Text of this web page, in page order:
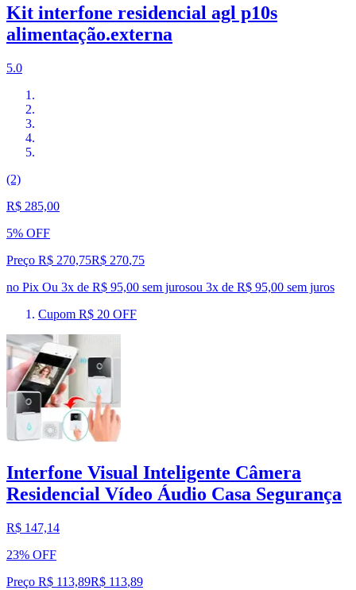
Kit interfone residencial agl p10s
alimentação.externa
5.0
(2)
R$ 285,00
5% OFF
Preço R$ 270,75R$ 270,75
no Pix Ou 3x de R$ 95,00 sem jurosou 3x de R$ 95,00 sem juros
Cupom R$ 20 OFF
Interfone Visual Inteligente Câmera
Residencial Vídeo Áudio Casa Segurança
R$ 147,14
23% OFF
Preço R$ 113,89R$ 113,89